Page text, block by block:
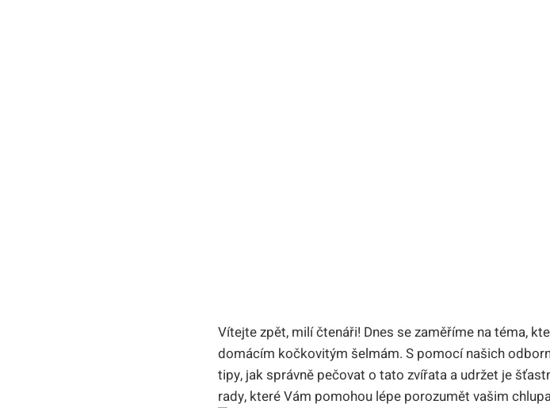
Vítejte zpět, milí čtenáři! Dnes se zaměříme na téma,
domácím kočkovitým šelmám. S pomocí našich
tipy, jak správně pečovat o tato zvířata a udržet je
rady, které Vám pomohou lépe porozumět vašim